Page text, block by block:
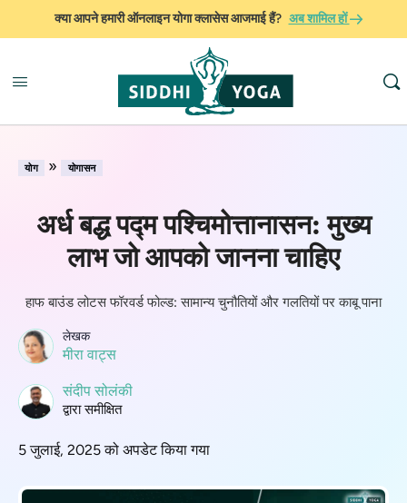
क्या आपने हमारी ऑनलाइन योगा क्लासेस आजमाई हैं? अब शामिल हों
योग » योगासन
अर्ध बद्ध पद्म पश्चिमोत्तानासन: मुख्य
लाभ जो आपको जानना चाहिए
हाफ बाउंड लोटस फॉरवर्ड फोल्ड: सामान्य चुनौतियों और गलतियों पर काबू पाना
लेखक
मीरा वाट्स
संदीप सोलंकी
द्वारा समीक्षित
5 जुलाई, 2025 को अपडेट किया गया